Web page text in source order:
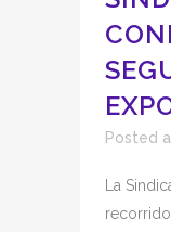
Posted
La